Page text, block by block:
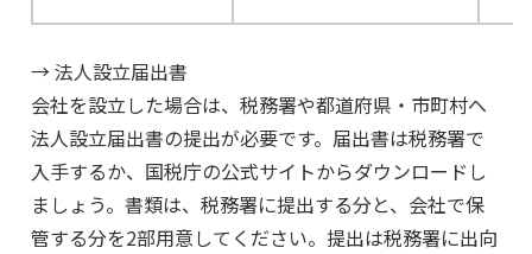
→ 法人設立届出書
会社を設立した場合は、税務署や都道府県・市町村へ
法人設立届出書の提出が必要です。届出書は税務署で
入手するか、国税庁の公式サイトからダウンロードし
ましょう。書類は、税務署に提出する分と、会社で保
管する分を2部用意してください。提出は税務署に出向